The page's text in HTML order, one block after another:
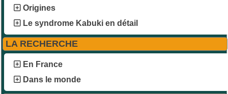
Origines
Le syndrome Kabuki en détail
LA RECHERCHE
En France
Dans le monde